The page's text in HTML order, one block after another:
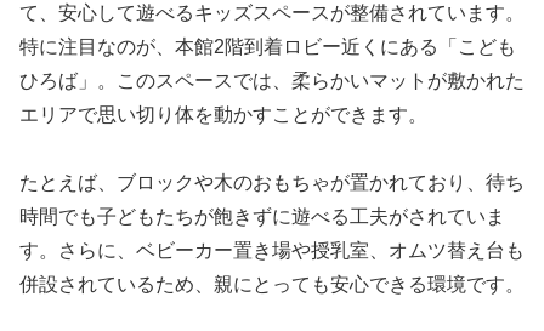
て、安心して遊べるキッズスペースが整備されています。
特に注目なのが、本館2階到着ロビー近くにある「こども
ひろば」。このスペースでは、柔らかいマットが敷かれた
エリアで思い切り体を動かすことができます。
たとえば、ブロックや木のおもちゃが置かれており、待ち
時間でも子どもたちが飽きずに遊べる工夫がされていま
す。さらに、ベビーカー置き場や授乳室、オムツ替え台も
併設されているため、親にとっても安心できる環境です。